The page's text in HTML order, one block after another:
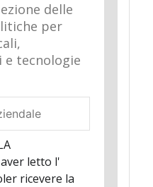
delle
per
e tecnologie
aver letto l'
ricevere la